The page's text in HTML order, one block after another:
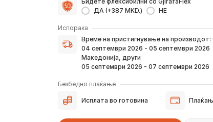
ДА (+387 MKD.)
НЕ
Испорака
Време на пристигнување на производот:
04 септември 2026 - 05 септември 2026
Македонија, други
05 септември 2026 - 07 септември 2026
Време на пристигнување на
верификација на вашата нарачка и
преку е-пошта или смс.
Ако нарачката е поставена сега,
погоре. Постојано ќе Ве известуваме
како и кога истата ќе пристигне во
предвид дека меѓународните празници влијаат
Безбедно плаќање
Исплата во готовина